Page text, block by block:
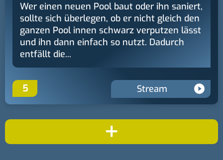
Wer einen neuen Pool baut oder ihn saniert,
sollte sich überlegen, ob er nicht gleich den
ganzen Pool innen schwarz verputzen lässt
und ihn dann einfach so nutzt. Dadurch
entfällt die...
5 Stream
+